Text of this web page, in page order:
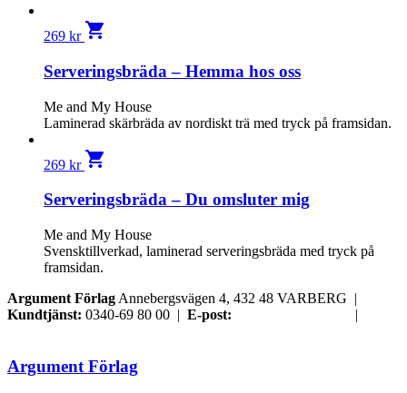
269 kr shopping_cart
Serveringsbräda – Hemma hos oss
Me and My House
Laminerad skärbräda av nordiskt trä med tryck på framsidan.
269 kr shopping_cart
Serveringsbräda – Du omsluter mig
Me and My House
Svensktillverkad, laminerad serveringsbräda med tryck på
framsidan.
Argument Förlag Annebergsvägen 4, 432 48 VARBERG |
Kundtjänst: 0340-69 80 00 | E-post:
|
Argument Förlag